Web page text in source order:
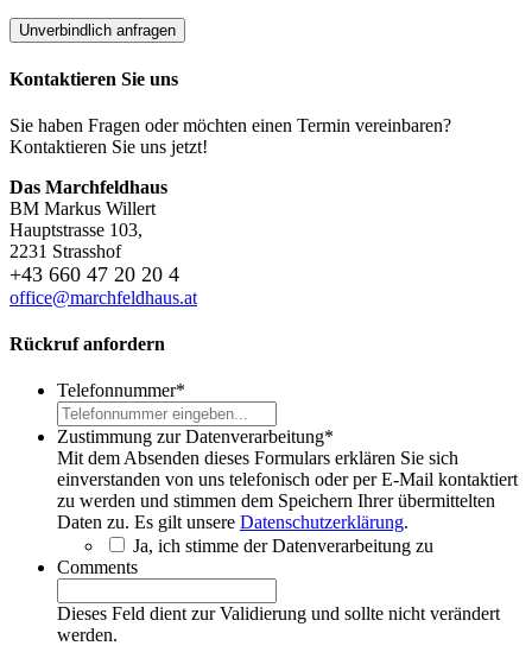
Kontaktieren Sie uns
Sie haben Fragen oder möchten einen Termin vereinbaren?
Kontaktieren Sie uns jetzt!
Das Marchfeldhaus
BM Markus Willert
Hauptstrasse 103,
2231 Strasshof
+43 660 47 20 20 4
office@marchfeldhaus.at
Rückruf anfordern
Telefonnummer*
Zustimmung zur Datenverarbeitung*
Mit dem Absenden dieses Formulars erklären Sie sich
einverstanden von uns telefonisch oder per E-Mail kontaktiert
zu werden und stimmen dem Speichern Ihrer übermittelten
Daten zu. Es gilt unsere Datenschutzerklärung.
Ja, ich stimme der Datenverarbeitung zu
Comments
Dieses Feld dient zur Validierung und sollte nicht verändert
werden.